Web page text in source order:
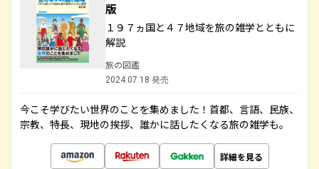
版
１９７ヵ国と４７地域を旅の雑学とともに
解説
旅の図鑑
2024.07.18 発売
今こそ学びたい世界のことを集めました！首都、言語、民族、
宗教、特長、現地の挨拶、誰かに話したくなる旅の雑学も。
詳細を見る